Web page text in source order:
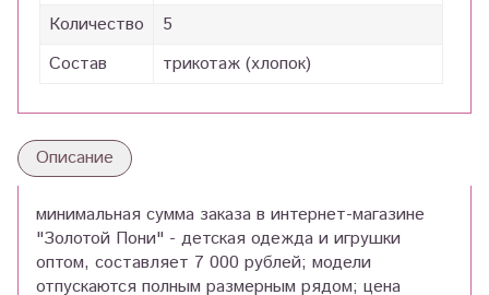
Количество
5
Состав
трикотаж (хлопок)
Описание
минимальная сумма заказа в интернет-магазине
"Золотой Пони" - детская одежда и игрушки
оптом, составляет 7 000 рублей; модели
отпускаются полным размерным рядом; цена